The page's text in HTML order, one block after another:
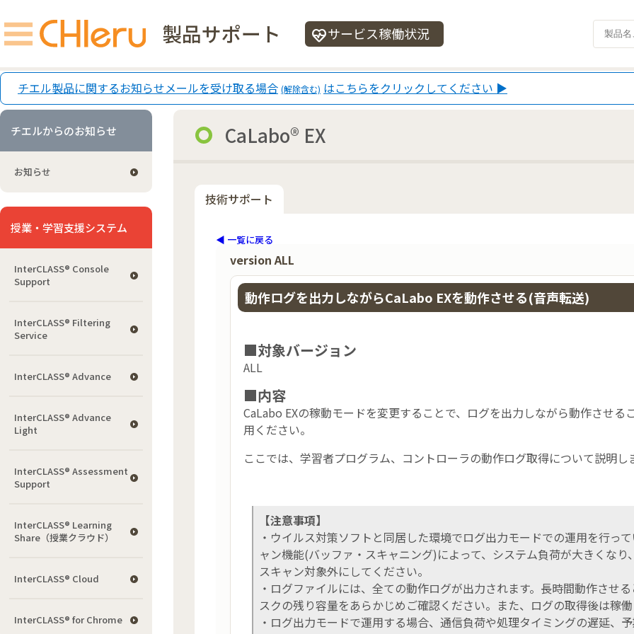
製品サポート ecg_heartサービス稼働状況
チエル製品に関するお知らせメールを受け取る場合 (解除含む) はこちらをクリックしてください ▶
チエルからのお知らせ
お知らせ
授業・学習支援システム
InterCLASS®︎ Console
Support
InterCLASS®︎ Filtering
Service
InterCLASS® Advance
InterCLASS® Advance
Light
InterCLASS®︎ Assessment
Support
InterCLASS® Learning
Share（授業クラウド）
InterCLASS® Cloud
InterCLASS®︎ for Chrome
CaLabo® EX
技術サポート
◀ 一覧に戻る
version ALL
動作ログを出力しながらCaLabo EXを動作させる(音声転送)
■対象バージョン
ALL
■内容
CaLabo EXの稼動モードを変更することで、ログを出力しながら動作させ
用ください。
ここでは、学習者プログラム、コントローラの動作ログ取得について説明し
【注意事項】
・ウイルス対策ソフトと同居した環境でログ出力モードでの運用を行っ
ャン機能(バッファ・スキャニング)によって、システム負荷が大きくな
スキャン対象外にしてください。
・ログファイルには、全ての動作ログが出力されます。長時間動作させ
スクの残り容量をあらかじめご確認ください。また、ログの取得後は稼
・ログ出力モードで運用する場合、通信負荷や処理タイミングの遅延、